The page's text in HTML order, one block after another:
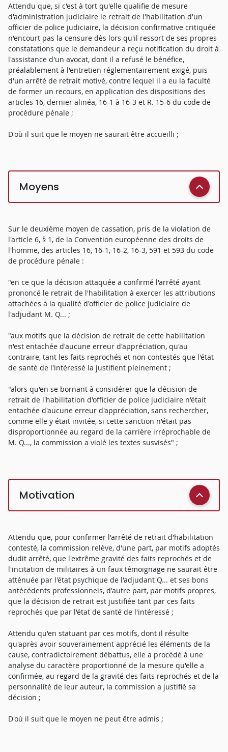
Attendu que, si c'est à tort qu'elle qualifie de mesure
d'administration judiciaire le retrait de l'habilitation d'un
officier de police judiciaire, la décision confirmative critiquée
n'encourt pas la censure dès lors qu'il ressort de ses propres
constatations que le demandeur a reçu notification du droit à
l'assistance d'un avocat, dont il a refusé le bénéfice,
préalablement à l'entretien réglementairement exigé, puis
d'un arrêté de retrait motivé, contre lequel il a eu la faculté
de former un recours, en application des dispositions des
articles 16, dernier alinéa, 16-1 à 16-3 et R. 15-6 du code de
procédure pénale ;
D'où il suit que le moyen ne saurait être accueilli ;
Moyens
Sur le deuxième moyen de cassation, pris de la violation de
l'article 6, § 1, de la Convention européenne des droits de
l'homme, des articles 16, 16-1, 16-2, 16-3, 591 et 593 du code
de procédure pénale :
"en ce que la décision attaquée a confirmé l'arrêté ayant
prononcé le retrait de l'habilitation à exercer les attributions
attachées à la qualité d'officier de police judiciaire de
l'adjudant M. Q... ;
"aux motifs que la décision de retrait de cette habilitation
n'est entachée d'aucune erreur d'appréciation, qu'au
contraire, tant les faits reprochés et non contestés que l'état
de santé de l'intéressé la justifient pleinement ;
"alors qu'en se bornant à considérer que la décision de
retrait de l'habilitation d'officier de police judiciaire n'était
entachée d'aucune erreur d'appréciation, sans rechercher,
comme elle y était invitée, si cette sanction n'était pas
disproportionnée au regard de la carrière irréprochable de
M. Q..., la commission a violé les textes susvisés" ;
Motivation
Attendu que, pour confirmer l'arrêté de retrait d'habilitation
contesté, la commission relève, d'une part, par motifs adoptés
dudit arrêté, que l'extrême gravité des faits reprochés et de
l'incitation de militaires à un faux témoignage ne saurait être
atténuée par l'état psychique de l'adjudant Q... et ses bons
antécédents professionnels, d'autre part, par motifs propres,
que la décision de retrait est justifiée tant par ces faits
reprochés que par l'état de santé de l'intéressé ;
Attendu qu'en statuant par ces motifs, dont il résulte
qu'après avoir souverainement apprécié les éléments de la
cause, contradictoirement débattus, elle a procédé à une
analyse du caractère proportionné de la mesure qu'elle a
confirmée, au regard de la gravité des faits reprochés et de la
personnalité de leur auteur, la commission a justifié sa
décision ;
D'où il suit que le moyen ne peut être admis ;